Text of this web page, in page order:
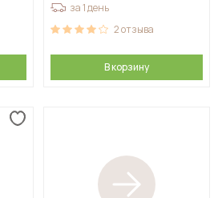
за 1 день
2отзыва
В корзину